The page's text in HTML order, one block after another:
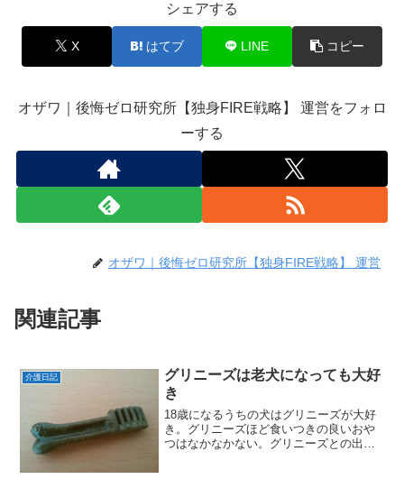
シェアする
X はてブ LINE コピー
オザワ｜後悔ゼロ研究所【独身FIRE戦略】 運営をフォロ
ーする
オザワ｜後悔ゼロ研究所【独身FIRE戦略】 運営
関連記事
介護日記
グリニーズは老犬になっても大好
き
18歳になるうちの犬はグリニーズが大好
き。グリニーズほど食いつきの良いおや
つはなかなかない。グリニーズとの出会